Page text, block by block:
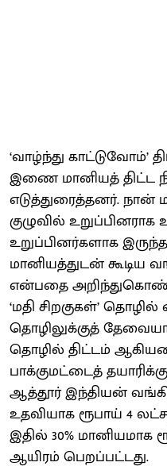
‘வாழ்ந்து காட்டுவோம்’
இணை மானியத் திட்ட
எடுத்துரைத்தனர். நான்
குழுவில்
உறுப்பினர்களாக
மானியத்துடன் கூடிய
என்பதை
‘மதி சிறகுகள்’
தொழிலுக்குத்
தொழில் திட்டம்
பாக்குமட்டைத்
ஆத்தூர் இந்தியன்
உதவியாக ரூபாய் 4
இதில் 30% மானியமாக
ஆயிரம் பெறப்பட்டது.